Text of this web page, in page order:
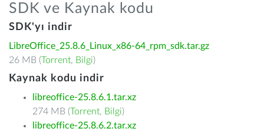
SDK ve Kaynak kodu
SDK'yı indir
LibreOffice_25.8.6_Linux_x86-64_rpm_sdk.tar.gz
26 MB (Torrent, Bilgi)
Kaynak kodu indir
libreoffice-25.8.6.1.tar.xz
274 MB (Torrent, Bilgi)
libreoffice-25.8.6.2.tar.xz